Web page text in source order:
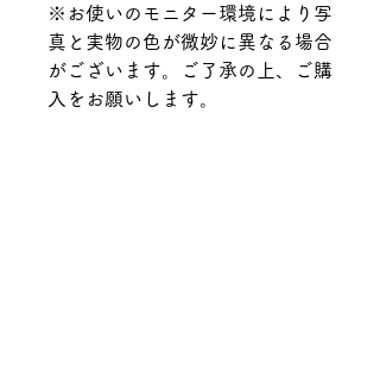
※お使いのモニター環境により写
真と実物の色が微妙に異なる場合
がございます。ご了承の上、ご購
入をお願いします。